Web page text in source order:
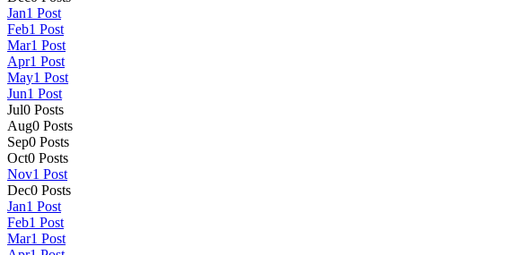
Jan1 Post
Feb1 Post
Mar1 Post
Apr1 Post
May1 Post
Jun1 Post
Jul0 Posts
Aug0 Posts
Sep0 Posts
Oct0 Posts
Nov1 Post
Dec0 Posts
Jan1 Post
Feb1 Post
Mar1 Post